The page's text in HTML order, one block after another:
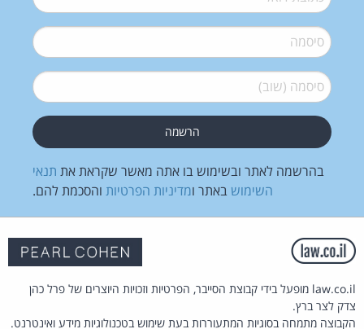
סיסמה*
סיסמה (שוב)*
בהרשמה לאתר ובשימוש בו אתה מאשר שקראת את תנאי
השימוש באתר ומדיניות הפרטיות והסכמת להם.
law.co.il מופעל בידי קבוצת הסייבר, הפרטיות וזכויות היוצרים של פרל כהן
צדק לצר ברץ.
הקבוצה מתמחה בסוגיות המתעוררות בעת שימוש בטכנולוגיות מידע ואינטרנט.